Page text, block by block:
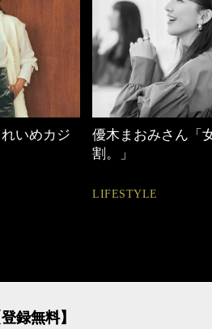
「女の時間
働く女性のバッグ
登録無料】